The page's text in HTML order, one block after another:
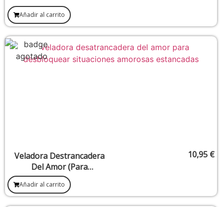
Añadir al carrito
Veladora Destrancadera
Del Amor (Para
Desbloquear Situaciones
Amorosas Estancadas)
10,95 €
Añadir al carrito